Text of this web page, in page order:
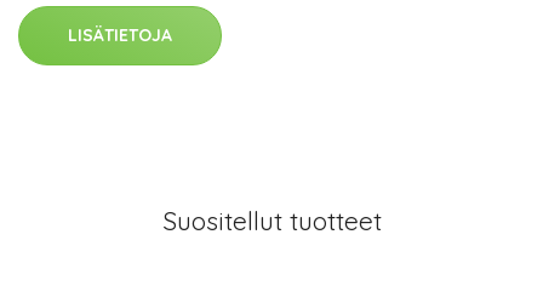
LISÄTIETOJA
Suositellut tuotteet